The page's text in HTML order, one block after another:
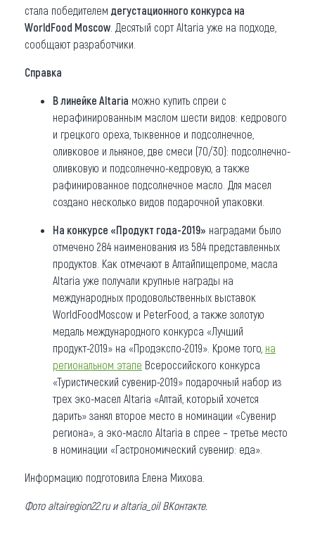
стала победителем дегустационного конкурса на
WorldFood Moscow . Десятый сорт Altaria уже на подходе,
сообщают разработчики.
Справка
В линейке Altaria можно купить спреи с
нерафинированным маслом шести видов: кедрового
и грецкого ореха, тыквенное и подсолнечное,
оливковое и льняное, две смеси (70/30): подсолнечно-
оливковую и подсолнечно-кедровую, а также
рафинированное подсолнечное масло. Для масел
создано несколько видов подарочной упаковки.
На конкурсе «Продукт года-2019» наградами было
отмечено 284 наименования из 584 представленных
продуктов. Как отмечают в Алтайпищепроме, масла
Altaria уже получали крупные награды на
международных продовольственных выставок
WorldFoodMoscow и PeterFood, а также золотую
медаль международного конкурса «Лучший
продукт-2019» на «Продэкспо-2019». Кроме того, на
региональном этапе Всероссийского конкурса
«Туристический сувенир-2019» подарочный набор из
трех эко-масел Altaria «Алтай, который хочется
дарить» занял второе место в номинации «Сувенир
региона», а эко-масло Altaria в спрее – третье место
в номинации «Гастрономический сувенир: еда».
Информацию подготовила Елена Михова.
Фото altairegion22.ru и altaria_oil ВКонтакте.